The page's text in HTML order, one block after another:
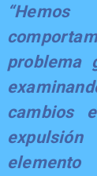
problema
cambios